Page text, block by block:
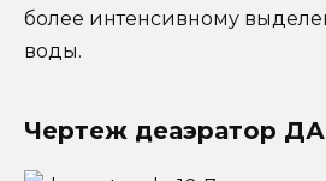
более интенсивному
воды.
Чертеж деаэратор